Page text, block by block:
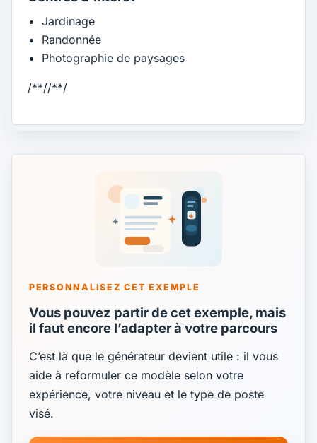
Jardinage
Randonnée
Photographie de paysages
/**//**/
PERSONNALISEZ CET EXEMPLE
Vous pouvez partir de cet exemple, mais
il faut encore l’adapter à votre parcours
C’est là que le générateur devient utile : il vous
aide à reformuler ce modèle selon votre
expérience, votre niveau et le type de poste
visé.